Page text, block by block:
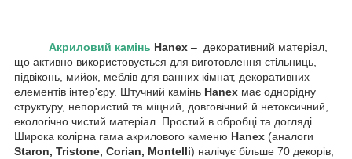
Акриловий камінь Hanex ‒ декоративний матеріал,
що активно використовується для виготовлення стільниць,
підвіконь, мийок, меблів для ванних кімнат, декоративних
елементів інтер'єру. Штучний камінь Hanex має однорідну
структуру, непористий та міцний, довговічний й нетоксичний,
екологічно чистий матеріал. Простий в обробці та догляді.
Широка колірна гама акрилового каменю Hanex (аналоги
Staron, Tristone, Corian, Montelli) налічує більше 70 декорів,